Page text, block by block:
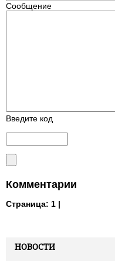
НОВОСТИ
Сообщение
Введите код
Комментарии
Страница: 1 |